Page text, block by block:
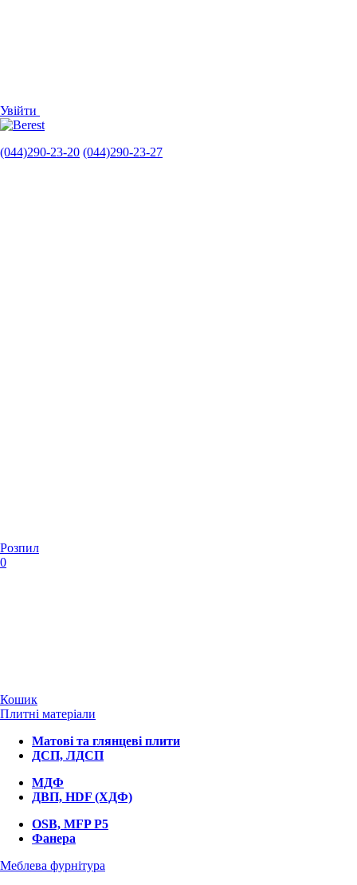
Увійти
(044)290-23-20 (044)290-23-27
Розпил
0
Кошик
Плитні матеріали
Матові та глянцеві плити
ДСП, ЛДСП
МДФ
ДВП, HDF (ХДФ)
OSB, MFP P5
Фанера
Меблева фурнітура